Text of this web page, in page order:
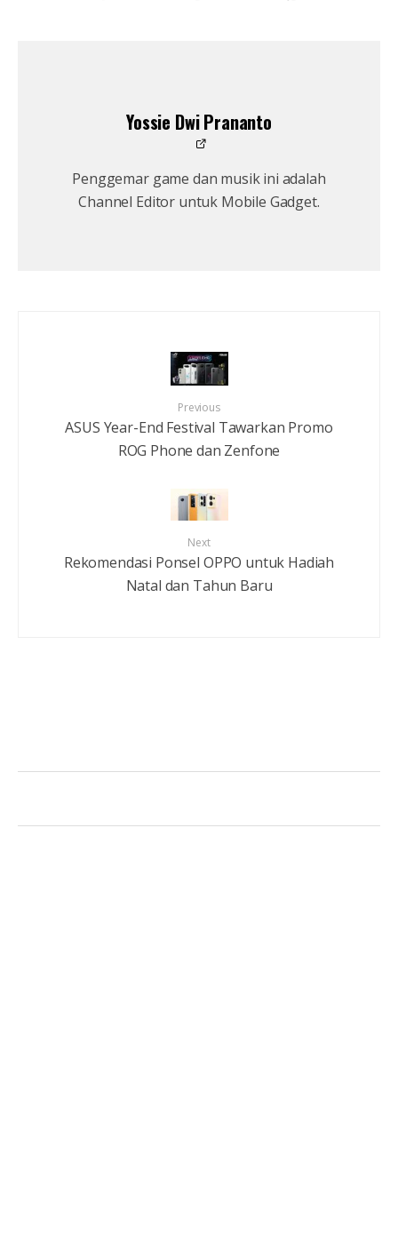
Yossie Dwi Prananto
Penggemar game dan musik ini adalah
Channel Editor untuk Mobile Gadget.
Previous
ASUS Year-End Festival Tawarkan Promo
ROG Phone dan Zenfone
Next
Rekomendasi Ponsel OPPO untuk Hadiah
Natal dan Tahun Baru